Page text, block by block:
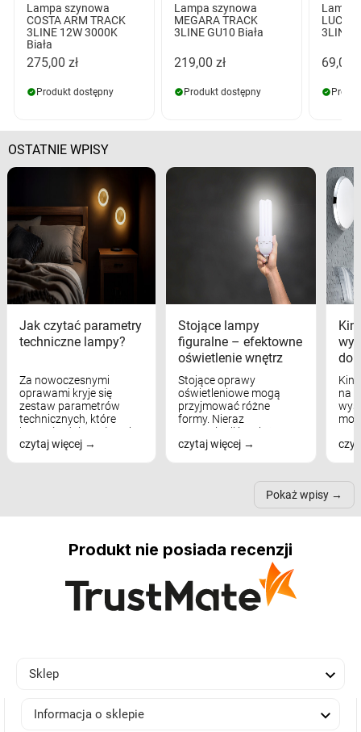
Lampa szynowa
COSTA ARM TRACK
3LINE 12W 3000K
Biała
275,00 zł
Produkt dostępny
Lampa szynowa
MEGARA TRACK
3LINE GU10 Biała
219,00 zł
Produkt dostępny
Lampa
LUCAS
3LINE
69,00
OSTATNIE WPISY
Jak czytać parametry
techniczne lampy?
Za nowoczesnymi
oprawami kryje się
zestaw parametrów
technicznych, które
bezpośrednio wpływają
na komfort widzenia,
czytaj więcej
Stojące lampy
figuralne – efektowne
oświetlenie wnętrz
Stojące oprawy
oświetleniowe mogą
przyjmować różne
formy. Nieraz
wspominaliśmy już
modele na łukowych
nich może przydać się w
czytaj więcej
na
Pokaż wpisy
Produkt nie posiada recenzji
Sklep 
Informacja o sklepie 